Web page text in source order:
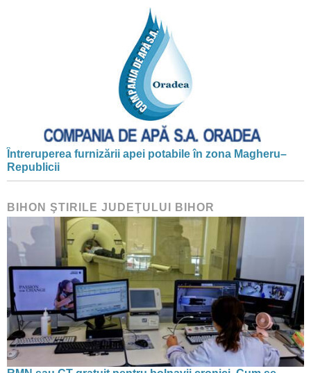
Întreruperea furnizării apei potabile în zona Magheru–
Republicii
BIHON ŞTIRILE JUDEŢULUI BIHOR